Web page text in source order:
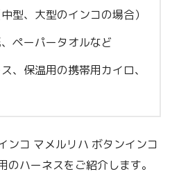
型、大型のインコの場合）
ペーパータオルなど
、保温用の携帯用カイロ、
ンコ マメルリハ ボタンインコ
のハーネスをご紹介します。